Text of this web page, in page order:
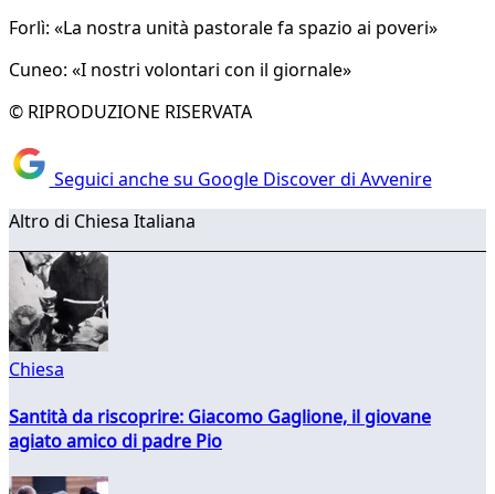
Forlì: «La nostra unità pastorale fa spazio ai poveri»
Cuneo: «I nostri volontari con il giornale»
© RIPRODUZIONE RISERVATA
Seguici anche su Google Discover di Avvenire
Altro di Chiesa Italiana
Chiesa
Santità da riscoprire: Giacomo Gaglione, il giovane
agiato amico di padre Pio